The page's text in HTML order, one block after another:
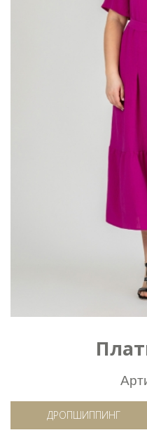
ДРОПШИППИНГ